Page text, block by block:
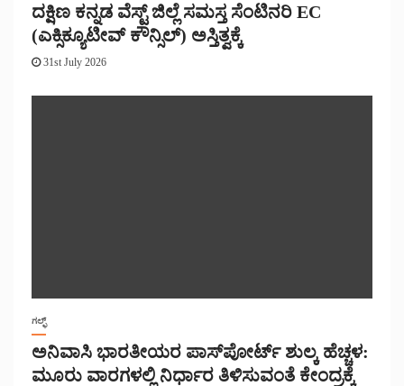
ದಕ್ಷಿಣ ಕನ್ನಡ ವೆಸ್ಟ್ ಜಿಲ್ಲೆ ಸಮಸ್ತ ಸೆಂಟಿನರಿ EC
(ಎಕ್ಸಿಕ್ಯೂಟೀವ್ ಕೌನ್ಸಿಲ್) ಅಸ್ತಿತ್ವಕ್ಕೆ
31st July 2026
ಗಲ್ಫ್
ಅನಿವಾಸಿ ಭಾರತೀಯರ ಪಾಸ್‌ಪೋರ್ಟ್ ಶುಲ್ಕ ಹೆಚ್ಚಳ:
ಮೂರು ವಾರಗಳಲ್ಲಿ ನಿರ್ಧಾರ ತಿಳಿಸುವಂತೆ ಕೇಂದ್ರಕ್ಕೆ